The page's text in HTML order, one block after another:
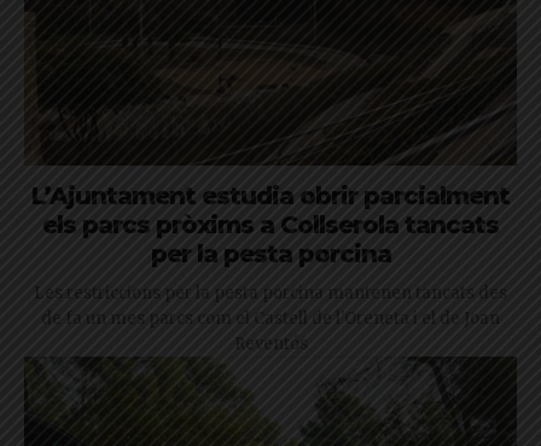
L’Ajuntament estudia obrir parcialment
els parcs pròxims a Collserola tancats
per la pesta porcina
Les restriccions per la pesta porcina mantenen tancats des
de fa un mes parcs com el Castell de l'Oreneta i el de Joan
Reventós